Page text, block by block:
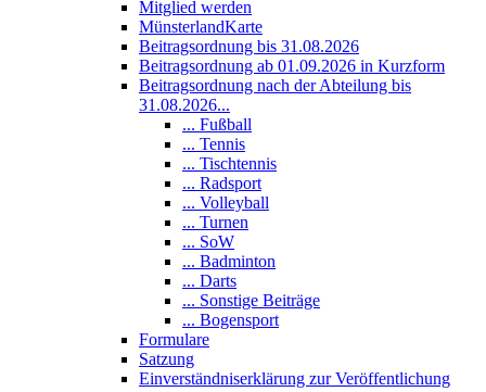
Mitglied werden
MünsterlandKarte
Beitragsordnung bis 31.08.2026
Beitragsordnung ab 01.09.2026 in Kurzform
Beitragsordnung nach der Abteilung bis
31.08.2026...
... Fußball
... Tennis
... Tischtennis
... Radsport
... Volleyball
... Turnen
... SoW
... Badminton
... Darts
... Sonstige Beiträge
... Bogensport
Formulare
Satzung
Einverständniserklärung zur Veröffentlichung